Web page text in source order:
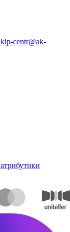
centr@ak-